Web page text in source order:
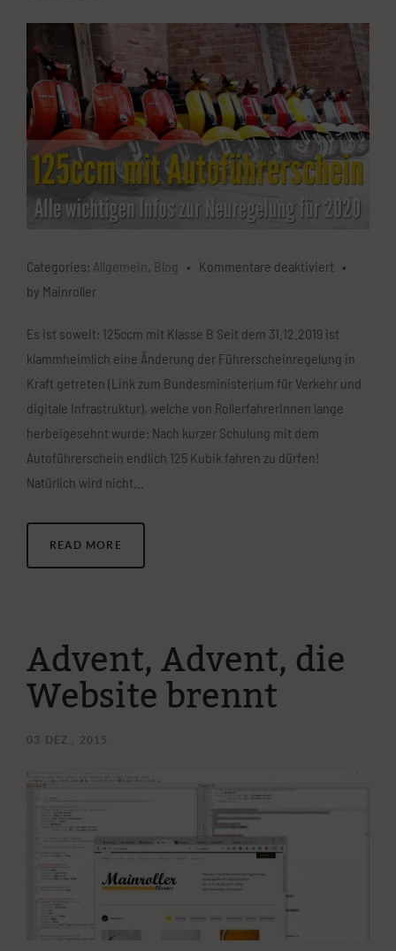
Kontaktformular
Datenschutzerklärung
Impressum
Categories: Allgemein, Blog • Kommentare deaktiviert für
Alle
Infos
zur
•
by Mainroller
Es ist soweit: 125ccm mit Klasse B Seit dem 31.12.2019 ist
klammheimlich eine Änderung der Führerscheinregelung in
Kraft getreten (Link zum Bundesministerium für Verkehr und
digitale Infrastruktur), welche von RollerfahrerInnen lange
herbeigesehnt wurde: Nach kurzer Schulung mit dem
Autoführerschein endlich 125 Kubik fahren zu dürfen!
Natürlich wird nicht…
READ MORE
Advent, Advent, die
Website brennt
03 DEZ., 2015